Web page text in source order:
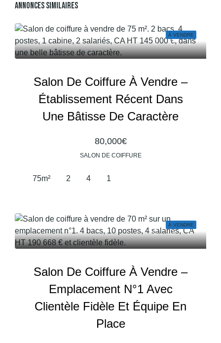
Annonces Similaires
À VENDRE
Salon De Coiffure À Vendre –
Établissement Récent Dans
Une Bâtisse De Caractère
80,000€
SALON DE COIFFURE
75m² 2 4 1
À VENDRE
Salon De Coiffure À Vendre –
Emplacement N°1 Avec
Clientèle Fidèle Et Équipe En
Place